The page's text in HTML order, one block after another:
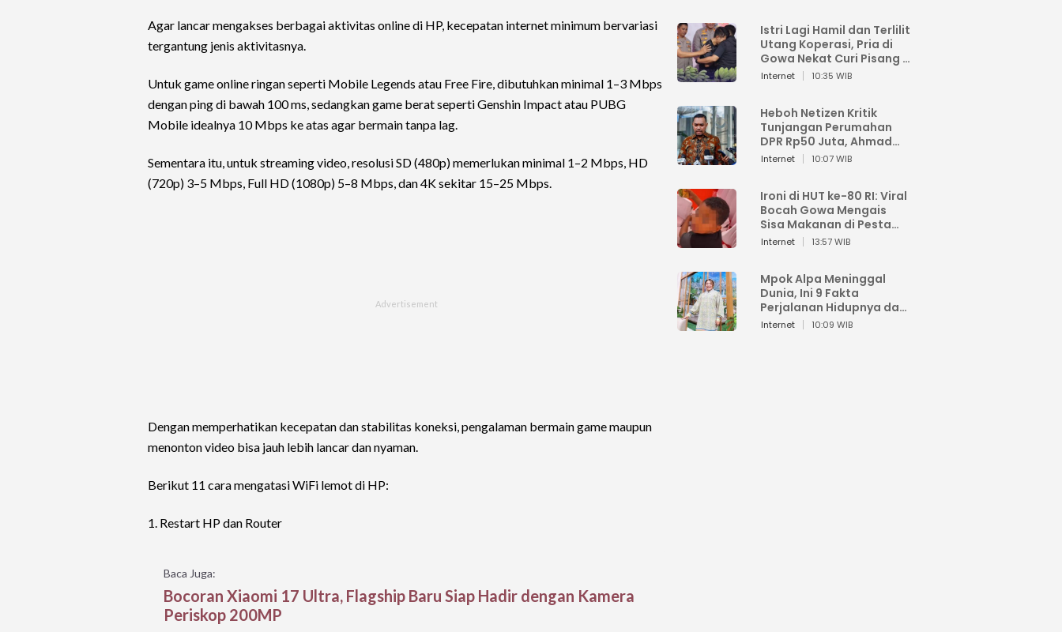
Agar lancar mengakses berbagai aktivitas online di HP, kecepatan internet minimum bervariasi
tergantung jenis aktivitasnya.
Untuk game online ringan seperti Mobile Legends atau Free Fire, dibutuhkan minimal 1–3 Mbps
dengan ping di bawah 100 ms, sedangkan game berat seperti Genshin Impact atau PUBG
Mobile idealnya 10 Mbps ke atas agar bermain tanpa lag.
Sementara itu, untuk streaming video, resolusi SD (480p) memerlukan minimal 1–2 Mbps, HD
(720p) 3–5 Mbps, Full HD (1080p) 5–8 Mbps, dan 4K sekitar 15–25 Mbps.
Dengan memperhatikan kecepatan dan stabilitas koneksi, pengalaman bermain game maupun
menonton video bisa jauh lebih lancar dan nyaman.
Berikut 11 cara mengatasi WiFi lemot di HP:
1. Restart HP dan Router
Baca Juga:
Bocoran Xiaomi 17 Ultra, Flagship Baru Siap Hadir dengan Kamera
Periskop 200MP
Istri Lagi Hamil dan Terlilit
Utang Koperasi, Pria di
Gowa Nekat Curi Pisang 4
Tandan Milik Tetangga,
Internet 10:35 WIB
Heboh Netizen Kritik
Tunjangan Perumahan
DPR Rp50 Juta, Ahmad
Sahroni: Enggak Senang
Internet 10:07 WIB
Ironi di HUT ke-80 RI: Viral
Bocah Gowa Mengais
Sisa Makanan di Pesta
Kemerdekaan
Internet 13:57 WIB
Mpok Alpa Meninggal
Dunia, Ini 9 Fakta
Perjalanan Hidupnya dari
Viral hingga Puncak
Internet 10:09 WIB